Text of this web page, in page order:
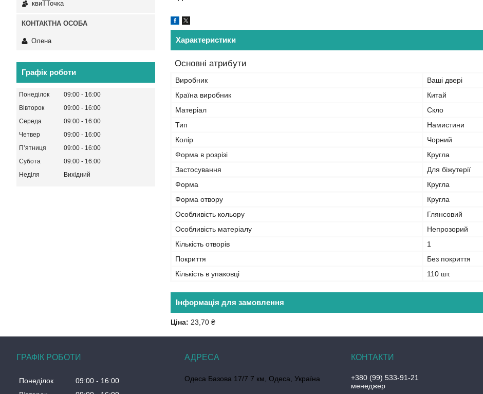
Характеристики
Основні атрибути
Виробник
Ваші двері
Країна виробник
Китай
Матеріал
Скло
Тип
Намистини
Колір
Чорний
Форма в розрізі
Кругла
Застосування
Для біжутерії
Форма
Кругла
Форма отвору
Кругла
Особливість кольору
Глянсовий
Особливість матеріалу
Непрозорий
Кількість отворів
1
Покриття
Без покриття
Кількість в упаковці
110 шт.
Інформація для замовлення
Ціна: 23,70 ₴
квиТТочка
Олена
Графік роботи
Понеділок 09:00
16:00
Вівторок
09:00
16:00
Середа
09:00
16:00
Четвер
09:00
16:00
Пʼятниця
09:00
16:00
Субота
09:00
16:00
Неділя
Вихідний
ГРАФІК РОБОТИ
Понеділок 09:00
16:00
Одеса Базова 17/7 7 км, Одеса, Україна
+380 (99) 533-91-21
менеджер